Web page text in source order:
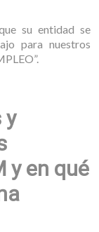
su entidad se
para nuestros
y
y en qué